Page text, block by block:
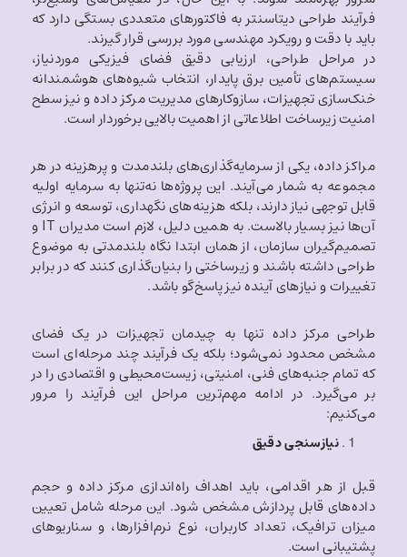
فرآیند طراحی دیتاسنتر به فاکتورهای متعددی بستگی دارد که
باید با دقت و رویکرد مهندسی مورد بررسی قرار گیرند.
در مراحل طراحی، ارزیابی دقیق فضای فیزیکی موردنیاز،
سیستم‌های تأمین برق پایدار، انتخاب شیوه‌های هوشمندانه
خنک‌سازی تجهیزات، سازوکارهای مدیریت مرکز داده و نیز سطح
امنیت زیرساخت اطلاعاتی از اهمیت بالایی برخوردار است.
مراکز داده، یکی از سرمایه‌گذاری‌های بلندمدت و پرهزینه در هر
مجموعه به شمار می‌آیند. این پروژه‌ها نه‌تنها به سرمایه اولیه
قابل توجهی نیاز دارند، بلکه هزینه‌های نگهداری، توسعه و انرژی
آن‌ها نیز بسیار بالاست. به همین دلیل، لازم است مدیران IT و
تصمیم‌گیران سازمان، از همان ابتدا نگاه بلندمدتی به موضوع
طراحی داشته باشند و زیرساختی را بنیان‌گذاری کنند که در برابر
تغییرات و نیازهای آینده نیز پاسخ‌گو باشد.
طراحی مرکز داده تنها به چیدمان تجهیزات در یک فضای
مشخص محدود نمی‌شود؛ بلکه یک فرآیند چند مرحله‌ای است
که تمام جنبه‌های فنی، امنیتی، زیست‌محیطی و اقتصادی را در
بر می‌گیرد. در ادامه مهم‌ترین مراحل این فرآیند را مرور
می‌کنیم:
نیازسنجی دقیق
قبل از هر اقدامی، باید اهداف راه‌اندازی مرکز داده و حجم
داده‌های قابل پردازش مشخص شود. این مرحله شامل تعیین
میزان ترافیک، تعداد کاربران، نوع نرم‌افزارها، و سناریوهای
پشتیبانی است.